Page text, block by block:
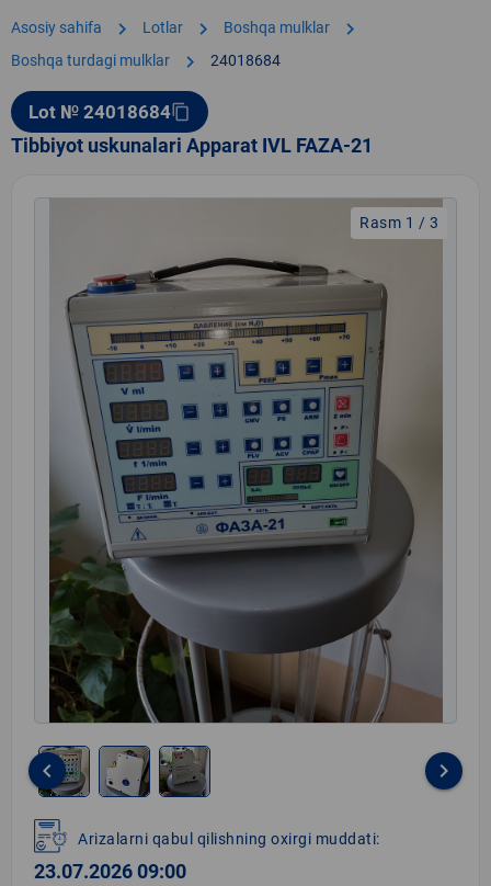
Asosiy sahifa chevron_right Lotlar chevron_right Boshqa mulklar chevron_right
Boshqa turdagi mulklar chevron_right 24018684
Lot № 24018684content_copy
Tibbiyot uskunalari Apparat IVL FAZA-21
Rasm 1 / 3
1
of
3
keyboard_arrow_left keyboard_arrow_right
Arizalarni qabul qilishning oxirgi muddati:
23.07.2026 09:00